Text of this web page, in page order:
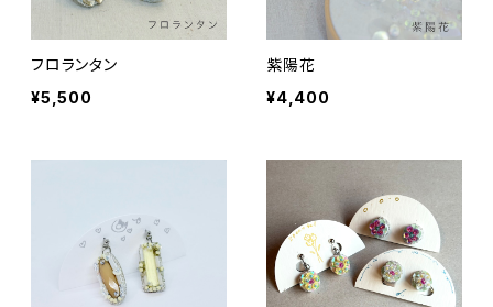
フロランタン
¥5,500
紫陽花
¥4,400